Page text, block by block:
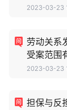
2023-03-23
劳动关系
受案范围
2023-03-23
担保与反